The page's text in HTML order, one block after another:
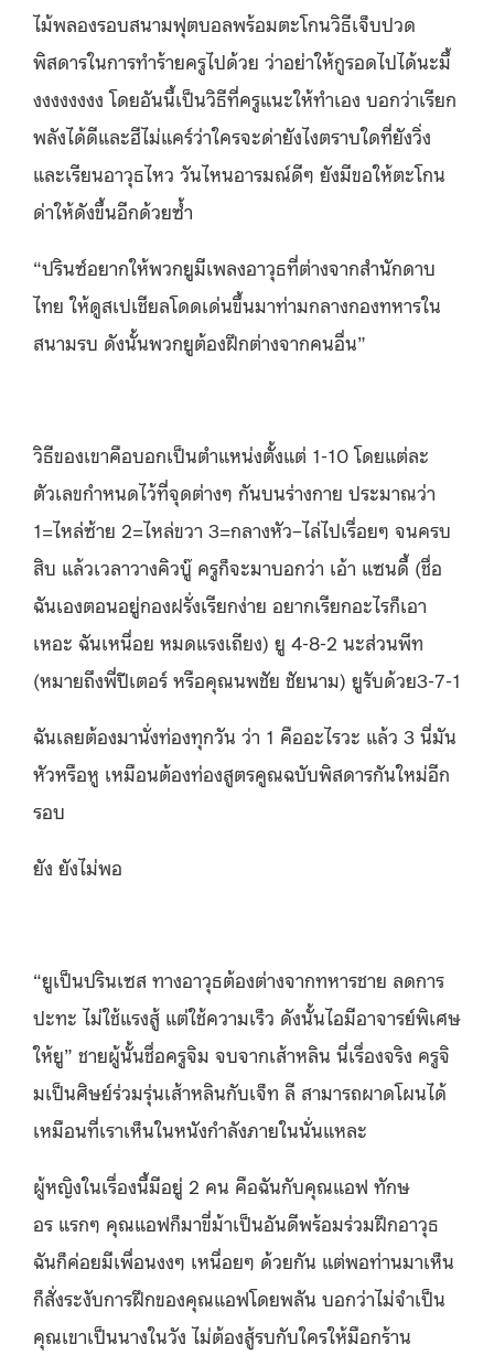
ไม้พลองรอบสนามฟุตบอลพร้อมตะโกนวิธีเจ็บปวด
พิสดารในการทำร้ายครูไปด้วย ว่าอย่าให้กูรอดไปได้นะมึ้
งงงงงงงง โดยอันนี้เป็นวิธีที่ครูแนะให้ทำเอง บอกว่าเรียก
พลังได้ดีและฮีไม่แคร์ว่าใครจะด่ายังไงตราบใดที่ยังวิ่ง
และเรียนอาวุธไหว วันไหนอารมณ์ดีๆ ยังมีขอให้ตะโกน
ด่าให้ดังขึ้นอีกด้วยซ้ำ
“ปรินซ์อยากให้พวกยูมีเพลงอาวุธที่ต่างจากสำนักดาบ
ไทย ให้ดูสเปเชียลโดดเด่นขึ้นมาท่ามกลางกองทหารใน
สนามรบ ดังนั้นพวกยูต้องฝึกต่างจากคนอื่น”
วิธีของเขาคือบอกเป็นตำแหน่งตั้งแต่ 1-10 โดยแต่ละ
ตัวเลขกำหนดไว้ที่จุดต่างๆ กันบนร่างกาย ประมาณว่า
1=ไหล่ซ้าย 2=ไหล่ขวา 3=กลางหัว–ไล่ไปเรื่อยๆ จนครบ
สิบ แล้วเวลาวางคิวบู๊ ครูก็จะมาบอกว่า เอ้า แซนดี้ (ชื่อ
ฉันเองตอนอยู่กองฝรั่งเรียกง่าย อยากเรียกอะไรก็เอา
เหอะ ฉันเหนื่อย หมดแรงเถียง) ยู 4-8-2 นะส่วนพีท
(หมายถึงพี่ปีเตอร์ หรือคุณนพชัย ชัยนาม) ยูรับด้วย3-7-1
ฉันเลยต้องมานั่งท่องทุกวัน ว่า 1 คืออะไรวะ แล้ว 3 นี่มัน
หัวหรือหู เหมือนต้องท่องสูตรคูณฉบับพิสดารกันใหม่อีก
รอบ
ยัง ยังไม่พอ
“ยูเป็นปรินเซส ทางอาวุธต้องต่างจากทหารชาย ลดการ
ปะทะ ไม่ใช้แรงสู้ แต่ใช้ความเร็ว ดังนั้นไอมีอาจารย์พิเศษ
ให้ยู” ชายผู้นั้นชื่อครูจิม จบจากเส้าหลิน นี่เรื่องจริง ครูจิ
มเป็นศิษย์ร่วมรุ่นเส้าหลินกับเจ็ท ลี สามารถผาดโผนได้
เหมือนที่เราเห็นในหนังกำลังภายในนั่นแหละ
ผู้หญิงในเรื่องนี้มีอยู่ 2 คน คือฉันกับคุณแอฟ ทักษ
อร แรกๆ คุณแอฟก็มาขี่ม้าเป็นอันดีพร้อมร่วมฝึกอาวุธ
ฉันก็ค่อยมีเพื่อนงงๆ เหนื่อยๆ ด้วยกัน แต่พอท่านมาเห็น
ก็สั่งระงับการฝึกของคุณแอฟโดยพลัน บอกว่าไม่จำเป็น
คุณเขาเป็นนางในวัง ไม่ต้องสู้รบกับใครให้มือกร้าน